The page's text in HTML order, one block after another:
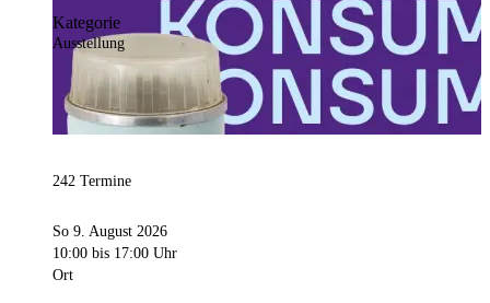
Kategorie
Ausstellung
242 Termine
So 9. August 2026
10:00 bis 17:00 Uhr
Ort